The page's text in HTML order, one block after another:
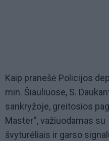
Kaip pranešė Policijos
min. Šiauliuose, S.
sankryžoje, greitosios
Master“, važiuodamas
švyturėliais ir garso